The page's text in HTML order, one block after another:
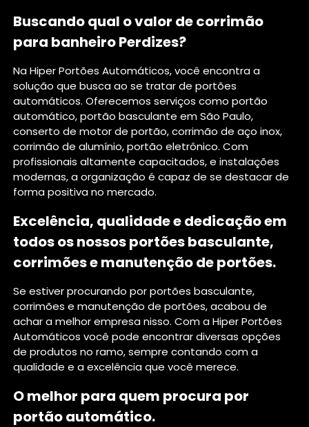
Buscando qual o valor de corrimão
para banheiro Perdizes?
Na Hiper Portões Automáticos, você encontra a
solução que busca ao se tratar de portões
automáticos. Oferecemos serviços como portão
automático, portão basculante em São Paulo,
conserto de motor de portão, corrimão de aço inox,
corrimão de alumínio, portão eletrônico. Com
profissionais altamente capacitados, e instalações
modernas, a organização é capaz de se destacar de
forma positiva no mercado.
Excelência, qualidade e dedicação em
todos os nossos portões basculante,
corrimões e manutenção de portões.
Se estiver procurando por portões basculante,
corrimões e manutenção de portões, acabou de
achar a melhor empresa nisso. Com a Hiper Portões
Automáticos você pode encontrar diversas opções
de produtos no ramo, sempre contando com a
qualidade e a excelência que você merece.
O melhor para quem procura por
portão automático.